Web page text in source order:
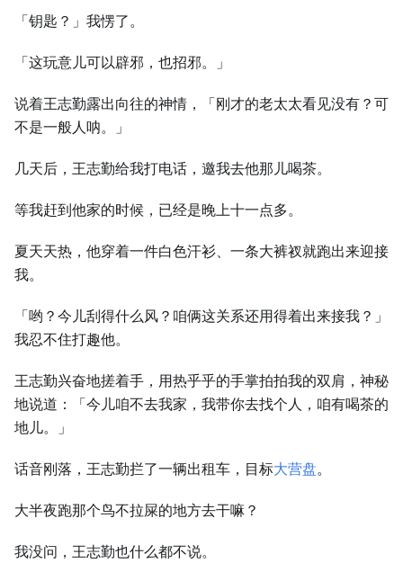
「钥匙？」我愣了。
「这玩意儿可以辟邪，也招邪。」
说着王志勤露出向往的神情，「刚才的老太太看见没有？可
不是一般人呐。」
几天后，王志勤给我打电话，邀我去他那儿喝茶。
等我赶到他家的时候，已经是晚上十一点多。
夏天天热，他穿着一件白色汗衫、一条大裤衩就跑出来迎接
我。
「哟？今儿刮得什么风？咱俩这关系还用得着出来接我？」
我忍不住打趣他。
王志勤兴奋地搓着手，用热乎乎的手掌拍拍我的双肩，神秘
地说道：「今儿咱不去我家，我带你去找个人，咱有喝茶的
地儿。」
话音刚落，王志勤拦了一辆出租车，目标大营盘。
大半夜跑那个鸟不拉屎的地方去干嘛？
我没问，王志勤也什么都不说。